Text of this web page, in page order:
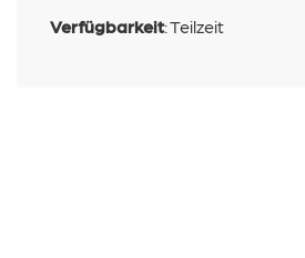
Verfügbarkeit:Teilzeit